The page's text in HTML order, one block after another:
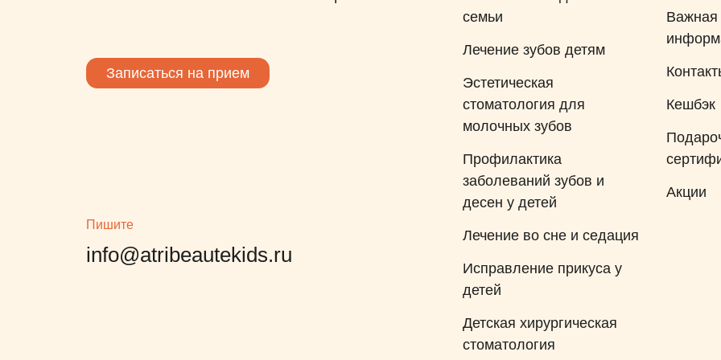
большое за здоровые зубы
моего ребенка!!
Записаться на прием
Пишите
info@atribeautekids.ru
семьи
Лечение зубов детям
Эстетическая
стоматология для
молочных зубов
Профилактика
заболеваний зубов и
десен у детей
Лечение во сне и седация
Исправление прикуса у
детей
Детская хирургическая
стоматология
Важная
Кешбэк
Акции